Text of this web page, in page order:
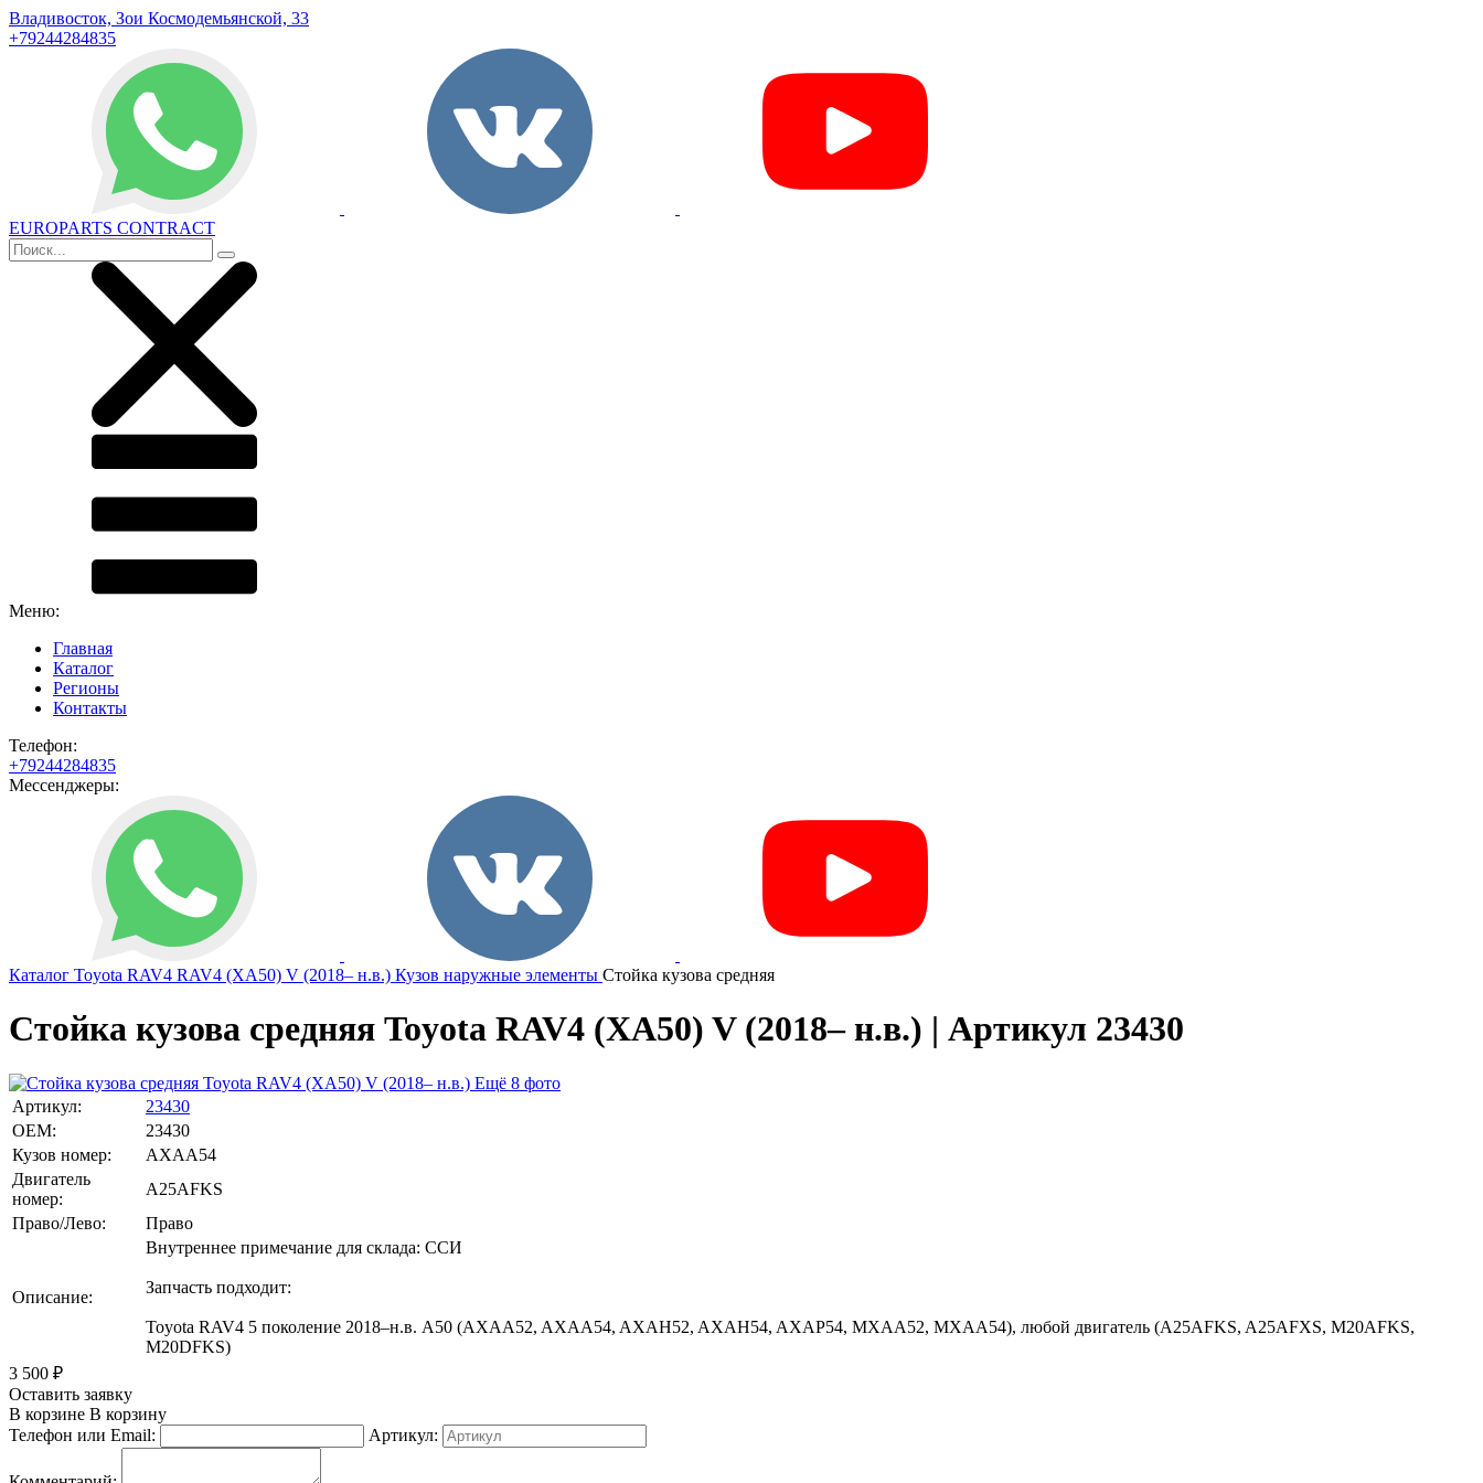
Владивосток, Зои Космодемьянской, 33
+79244284835
EUROPARTS CONTRACT
Меню:
Главная
Каталог
Регионы
Контакты
Телефон:
+79244284835
Мессенджеры:
Каталог Toyota RAV4 RAV4 (XA50) V (2018– н.в.) Кузов наружные элементы Стойка кузова средняя
Стойка кузова средняя Toyota RAV4 (XA50) V (2018– н.в.) | Артикул 23430
Ещё 8 фото
Артикул:
23430
OEM:
23430
Кузов номер:
AXAA54
Двигатель
номер:
A25AFKS
Право/Лево:
Право
Описание:
Внутреннее примечание для склада: ССИ
Запчасть подходит:
Toyota RAV4 5 поколение 2018–н.в. A50 (AXAA52, AXAA54, AXAH52, AXAH54, AXAP54, MXAA52, MXAA54), любой двигатель (A25AFKS, A25AFXS, M20AFKS,
M20DFKS)
3 500 ₽
Оставить заявку
В корзине В корзину
Телефон или Email:
Артикул: